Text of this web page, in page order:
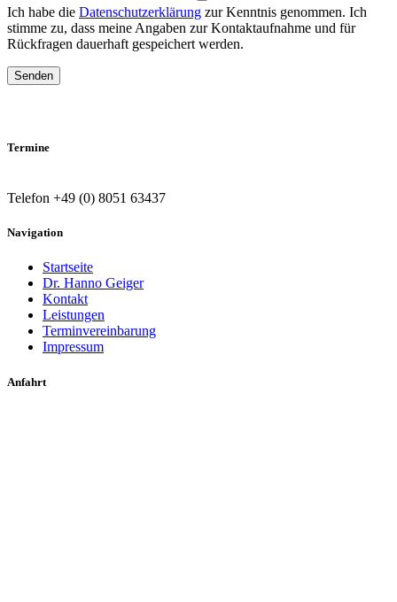
Ich habe die Datenschutzerklärung zur Kenntnis genommen. Ich
stimme zu, dass meine Angaben zur Kontaktaufnahme und für
Rückfragen dauerhaft gespeichert werden.
Termine
Telefon +49 (0) 8051 63437
Navigation
Startseite
Dr. Hanno Geiger
Kontakt
Leistungen
Terminvereinbarung
Impressum
Anfahrt